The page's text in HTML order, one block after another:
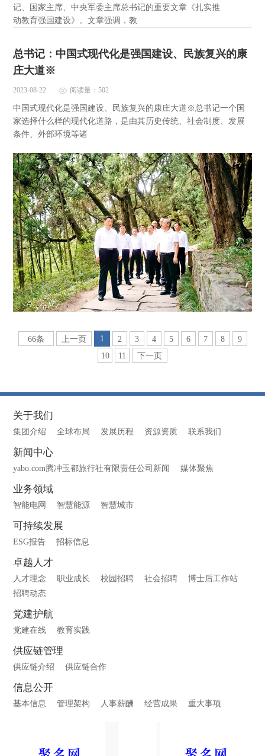
记、国家主席、中央军委主席总书记的重要文章《扎实推
动教育强国建设》。文章强调，教
总书记：中国式现代化是强国建设、民族复兴的康
庄大道※
2023-08-22 阅读量：502
中国式现代化是强国建设、民族复兴的康庄大道※总书记一个国
家选择什么样的现代化道路，是由其历史传统、社会制度、发展
条件、外部环境等诸
66条 上一页 1 2 3 4 5 6 7 8
9
10
11 下一页
关于我们
集团介绍 全球布局 发展历程 资源资质 联系我们
新闻中心
yabo.com腾冲玉都旅行社有限责任公司新闻 媒体聚焦
业务领域
智能电网 智慧能源 智慧城市
可持续发展
ESG报告 招标信息
卓越人才
人才理念 职业成长 校园招聘 社会招聘
博士后工作站
招聘动态
党建护航
党建在线 教育实践
供应链管理
供应链介绍 供应链合作
信息公开
基本信息 管理架构 人事薪酬 经营成果 重大事项